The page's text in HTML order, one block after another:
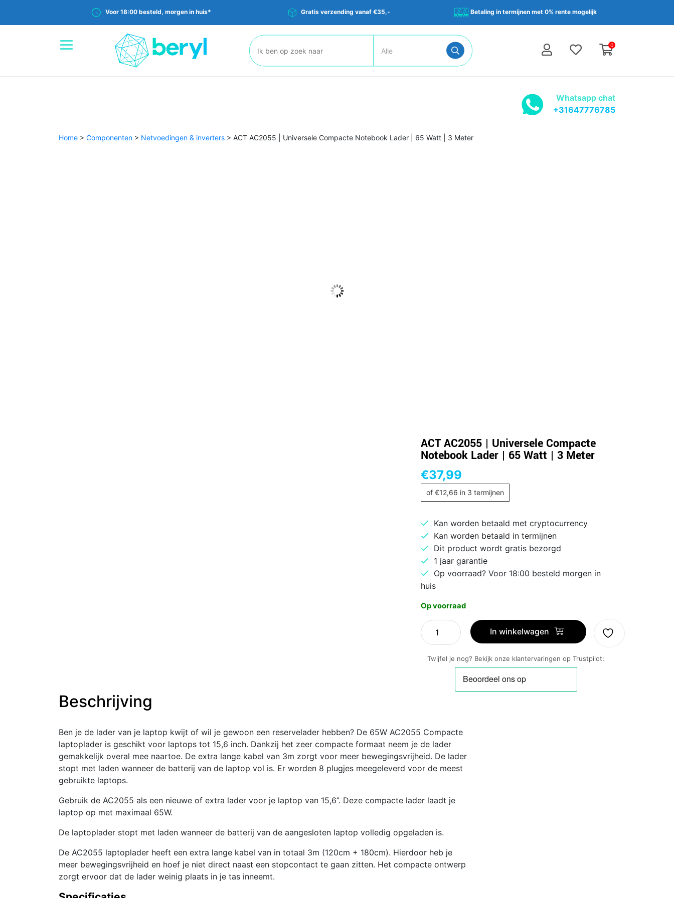
Voor 18:00 besteld, morgen in huis* Gratis verzending vanaf €35,- Betaling in termijnen met 0% rente mogelijk
0
Zoeken:
Whatsapp chat
+31647776785
Home > Componenten > Netvoedingen & inverters > ACT AC2055 | Universele Compacte Notebook Lader | 65 Watt | 3 Meter
ACT AC2055 | Universele Compacte
Notebook Lader | 65 Watt | 3 Meter
€37,99
of €12,66 in 3 termijnen
Kan worden betaald met cryptocurrency
Kan worden betaald in termijnen
Dit product wordt gratis bezorgd
1 jaar garantie
Op voorraad? Voor 18:00 besteld morgen in
huis
Op voorraad
ACT
AC2055
Universele
Watt
|
3
Meter
In winkelwagen
Twijfel je nog? Bekijk onze klantervaringen op Trustpilot:
Beschrijving
Ben je de lader van je laptop kwijt of wil je gewoon een reservelader hebben? De 65W AC2055 Compacte
laptoplader is geschikt voor laptops tot 15,6 inch. Dankzij het zeer compacte formaat neem je de lader
gemakkelijk overal mee naartoe. De extra lange kabel van 3m zorgt voor meer bewegingsvrijheid. De lader
stopt met laden wanneer de batterij van de laptop vol is. Er worden 8 plugjes meegeleverd voor de meest
gebruikte laptops.
Gebruik de AC2055 als een nieuwe of extra lader voor je laptop van 15,6”. Deze compacte lader laadt je
laptop op met maximaal 65W.
De laptoplader stopt met laden wanneer de batterij van de aangesloten laptop volledig opgeladen is.
De AC2055 laptoplader heeft een extra lange kabel van in totaal 3m (120cm + 180cm). Hierdoor heb je
meer bewegingsvrijheid en hoef je niet direct naast een stopcontact te gaan zitten. Het compacte ontwerp
zorgt ervoor dat de lader weinig plaats in je tas inneemt.